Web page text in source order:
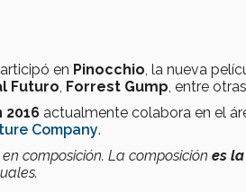
en Pinocchio, la nueva
Futuro, Forrest Gump, entre
actualmente colabora en el
Company.
composición. La composición es